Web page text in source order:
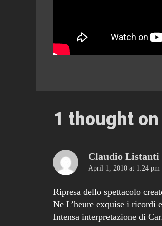
1 thought on
Claudio Listanti
April 1, 2010 at 1:24 pm
Ripresa dello spettacolo
Ne L’heure exquise i
Intensa interpretazione di